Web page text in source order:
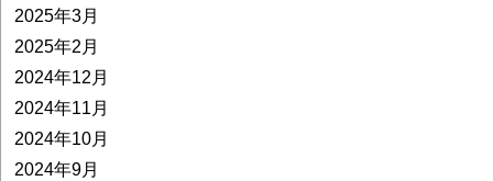
2025年3月
2025年2月
2024年12月
2024年11月
2024年10月
2024年9月